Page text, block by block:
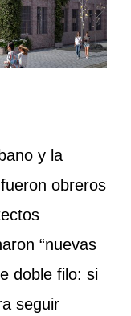
y la
obreros
“nuevas
doble filo: si
seguir